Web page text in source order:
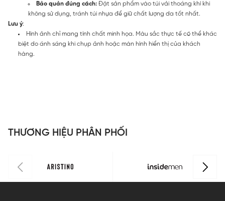
Bảo quản đúng cách: Đặt sản phẩm vào túi vải thoáng khí khi
không sử dụng, tránh túi nhựa để giữ chất lượng da tốt nhất.
Lưu ý:
Hình ảnh chỉ mang tính chất minh họa. Màu sắc thực tế có thể khác
biệt do ánh sáng khi chụp ảnh hoặc màn hình hiển thị của khách
hàng.
THƯƠNG HIỆU PHÂN PHỐI